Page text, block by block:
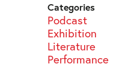
Categories
Podcast
Exhibition
Literature
Performance